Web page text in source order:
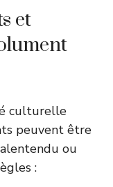
et
culturelle
peuvent être
ou
: